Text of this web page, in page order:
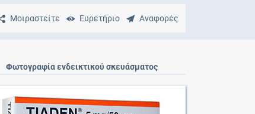
Μοιραστείτε Ευρετήριο Αναφορές
Φωτογραφία ενδεικτικού σκευάσματος